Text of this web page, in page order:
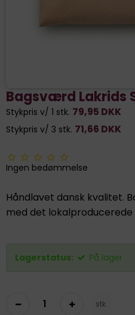
Bagsværd Lakrids
Stykpris v/ 1 stk. 79,95 DKK
Stykpris v/ 3 stk. 71,66 DKK
Ingen bedømmelse
Håndlavet dansk kvalitet.
med det
Lagerstatus: På lager
stk.